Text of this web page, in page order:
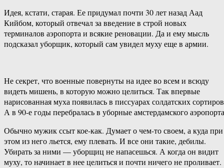
Идея, кстати, старая. Ее придумал почти 30 лет назад Аад
Кийбом, который отвечал за введение в строй новых
терминалов аэропорта и всякие реновации. Да и ему мысль
подсказал уборщик, который сам увидел муху еще в армии.
Не секрет, что военные повернуты на идее во всем и всюду
видеть мишень, в которую можно целиться. Так впервые
нарисованная муха появилась в писсуарах солдатских
А в 90-е годы перебралась в уборные амстердамского
Обычно мужик ссыт кое-как. Думает о чем-то своем, а куда при
этом из него льется, ему плевать. И все они такие, дебилы.
Убирать за ними — уборщиц не напасешься. А когда он видит
муху, то начинает в нее целиться и почти ничего не проливает.